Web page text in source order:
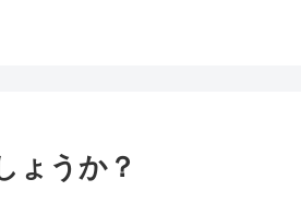
ょうか？